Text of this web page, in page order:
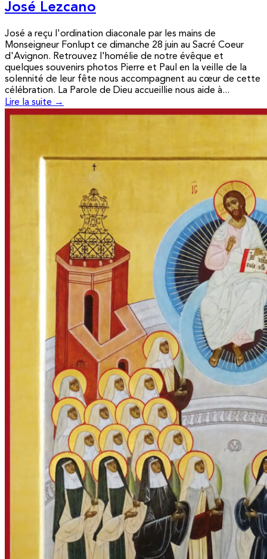
José Lezcano
José a reçu l'ordination diaconale par les mains de
Monseigneur Fonlupt ce dimanche 28 juin au Sacré Coeur
d'Avignon. Retrouvez l'homélie de notre évêque et
quelques souvenirs photos Pierre et Paul en la veille de la
solennité de leur fête nous accompagnent au cœur de cette
célébration. La Parole de Dieu accueillie nous aide à...
Lire la suite →